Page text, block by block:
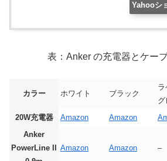
Yahooシ
表：Anker の充電器とケー
カラー ホワイト ブラック
ラ
グ
20W充電器
Amazon Amazon
Anker
PowerLine II Amazon Amazon –